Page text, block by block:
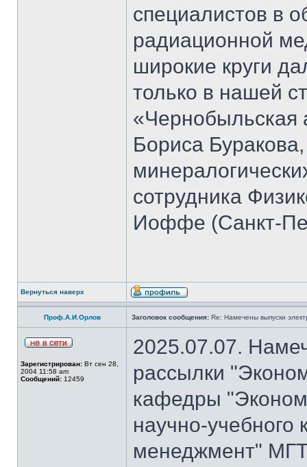
специалистов в
радиационной
широкие круги
только в нашей
«Чернобыльская
Бориса
сотрудника
Иоффе (Санкт-
Вернуться наверх
Проф.А.И.Орлов Заголовок сообщения: Re: Намечены выпуски
Зарегистрирован: Вт сен 28,
2004 11:58 am
Сообщений: 12459
2025.07.07.
рассылки
кафедры
научно-
менеджмент"